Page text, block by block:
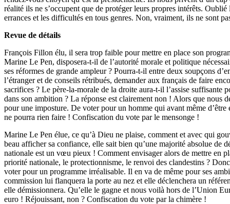
réalité ils ne s’occupent que de protéger leurs propres intérêts.
errances et les difficultés en tous genres. Non, vraiment, ils ne sont
Revue de détails
François Fillon élu, il sera trop faible pour mettre en place son
Marine Le Pen, disposera-t-il de l’autorité morale et politique
ses réformes de grande ampleur ? Pourra-t-il entre deux soupçons
l’étranger et de conseils rétribués, demander aux français de faire
sacrifices ? Le père-la-morale de la droite aura-t-il l’assise suffisante
dans son ambition ? La réponse est clairement non ! Alors que nous
pour une imposture. De voter pour un homme qui avant même d’être
ne pourra rien faire ! Confiscation du vote par le mensonge !
Marine Le Pen élue, ce qu’à Dieu ne plaise, comment et avec qui
beau afficher sa confiance, elle sait bien qu’une majorité absolue de
nationale est un vœu pieux ! Comment envisager alors de mettre en
priorité nationale, le protectionnisme, le renvoi des clandestins ?
voter pour un programme irréalisable. Il en va de même pour ses
commission lui flanquera la porte au nez et elle déclenchera un
elle démissionnera. Qu’elle le gagne et nous voilà hors de l’Union
euro ! Réjouissant, non ? Confiscation du vote par la chimère !